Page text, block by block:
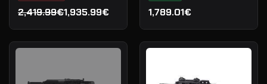
2,419.99€
Pierwotna cena wynosiła: 2,419.99€.
1,935.99€
Aktualna cena wynosi: 1,935.99€.
1,789.01€